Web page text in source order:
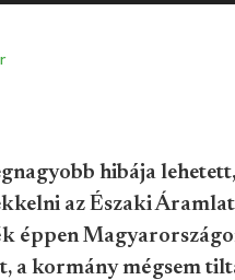
hibája
az Északi
éppen
a kormány mégsem